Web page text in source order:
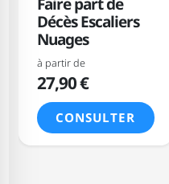
Décès Escaliers
Nuages
à partir de
27,90 €
CONSULTER